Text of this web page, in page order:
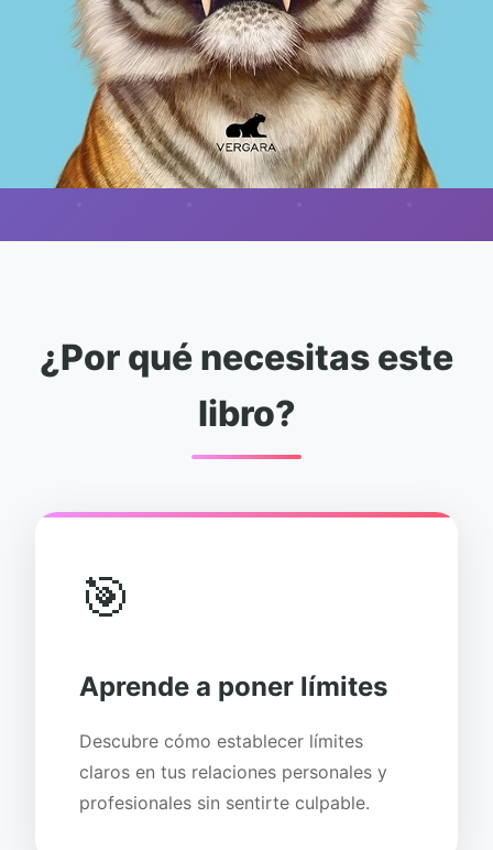
¿Por qué necesitas este
libro?
🎯
Aprende a poner límites
Descubre cómo establecer límites
claros en tus relaciones personales y
profesionales sin sentirte culpable.